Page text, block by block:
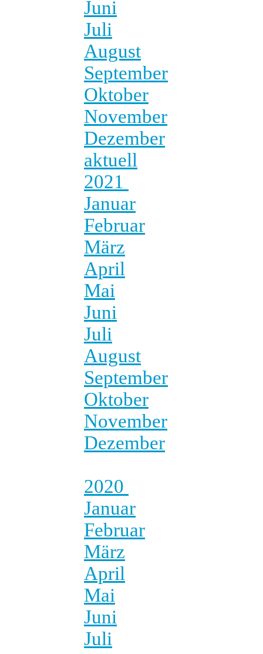
Juni
Juli
August
September
Oktober
November
Dezember
aktuell
2021
Januar
Februar
März
April
Mai
Juni
Juli
August
September
Oktober
November
Dezember
2020
Januar
Februar
März
April
Mai
Juni
Juli